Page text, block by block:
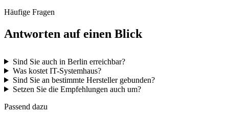
Häufige Fragen
Antworten auf einen Blick
Sind Sie auch in Berlin erreichbar?
Was kostet IT-Systemhaus?
Sind Sie an bestimmte Hersteller gebunden?
Setzen Sie die Empfehlungen auch um?
Passend dazu